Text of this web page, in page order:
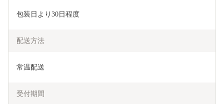
包装日より30日程度
配送方法
常温配送
受付期間